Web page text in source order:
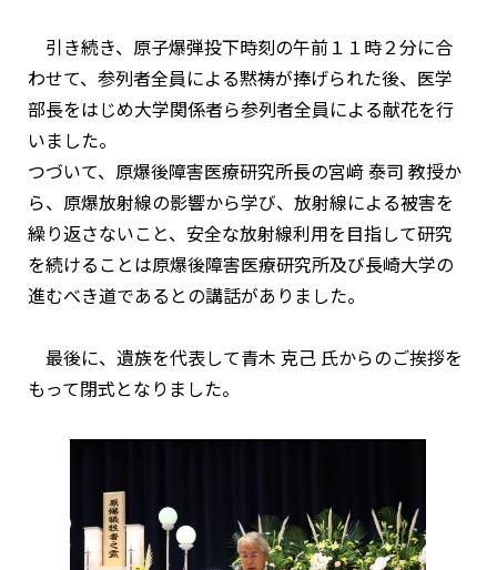
引き続き、原子爆弾投下時刻の午前１１時２分に合
わせて、参列者全員による黙祷が捧げられた後、医学
部長をはじめ大学関係者ら参列者全員による献花を行
いました。
つづいて、原爆後障害医療研究所長の宮﨑 泰司 教授か
ら、原爆放射線の影響から学び、放射線による被害を
繰り返さないこと、安全な放射線利用を目指して研究
を続けることは原爆後障害医療研究所及び長崎大学の
進むべき道であるとの講話がありました。
最後に、遺族を代表して青木 克己 氏からのご挨拶を
もって閉式となりました。